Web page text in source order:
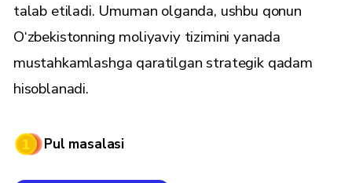
talab etiladi. Umuman olganda, ushbu qonun
O‘zbekistonning moliyaviy tizimini yanada
mustahkamlashga qaratilgan strategik qadam
hisoblanadi.
Pul masalasi